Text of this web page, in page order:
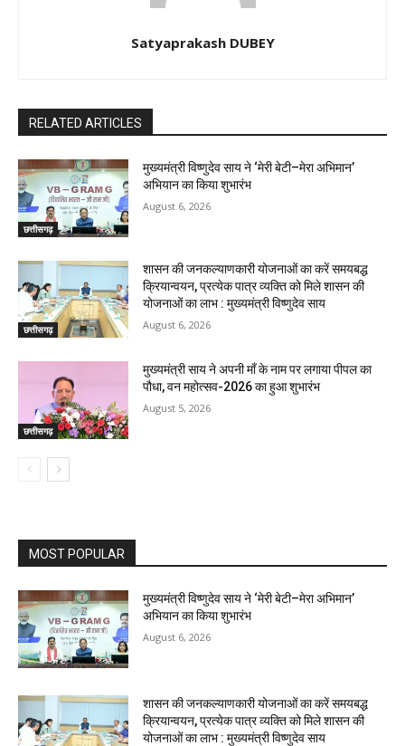
Satyaprakash DUBEY
RELATED ARTICLES
छत्तीसगढ़
मुख्यमंत्री विष्णुदेव साय ने ‘मेरी बेटी–मेरा अभिमान’
अभियान का किया शुभारंभ
August 6, 2026
छत्तीसगढ़
शासन की जनकल्याणकारी योजनाओं का करें समयबद्ध
क्रियान्वयन, प्रत्येक पात्र व्यक्ति को मिले शासन की
योजनाओं का लाभ : मुख्यमंत्री विष्णुदेव साय
August 6, 2026
छत्तीसगढ़
मुख्यमंत्री साय ने अपनी माँ के नाम पर लगाया पीपल का
पौधा, वन महोत्सव-2026 का हुआ शुभारंभ
August 5, 2026
MOST POPULAR
मुख्यमंत्री विष्णुदेव साय ने ‘मेरी बेटी–मेरा अभिमान’
अभियान का किया शुभारंभ
August 6, 2026
शासन की जनकल्याणकारी योजनाओं का करें समयबद्ध
क्रियान्वयन, प्रत्येक पात्र व्यक्ति को मिले शासन की
योजनाओं का लाभ : मुख्यमंत्री विष्णुदेव साय